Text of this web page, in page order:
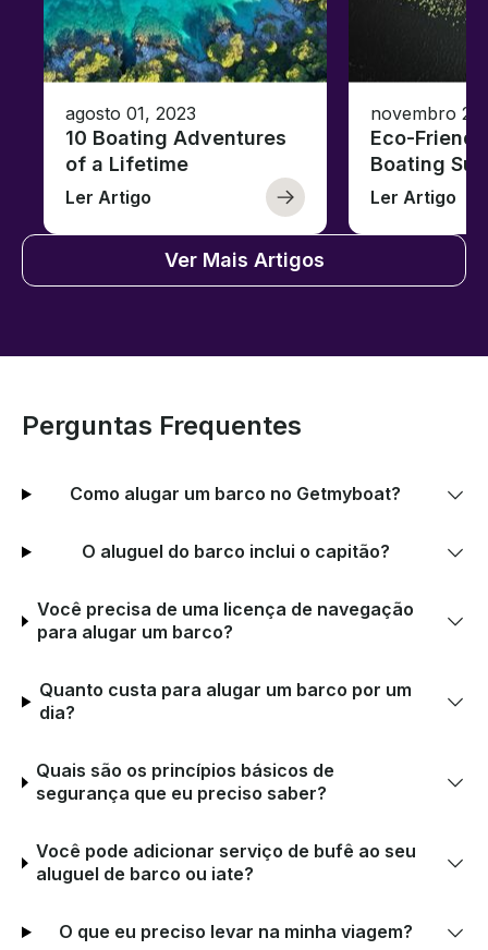
agosto 01, 2023
10 Boating Adventures
of a Lifetime
Ler Artigo
novembro
Eco-
Boating
Ler Artigo
Ver Mais Artigos
Perguntas Frequentes
Como alugar um barco no Getmyboat?
O aluguel do barco inclui o capitão?
Você precisa de uma licença de navegação
para alugar um barco?
Quanto custa para alugar um barco por um
dia?
Quais são os princípios básicos de
segurança que eu preciso saber?
Você pode adicionar serviço de bufê ao seu
aluguel de barco ou iate?
O que eu preciso levar na minha viagem?